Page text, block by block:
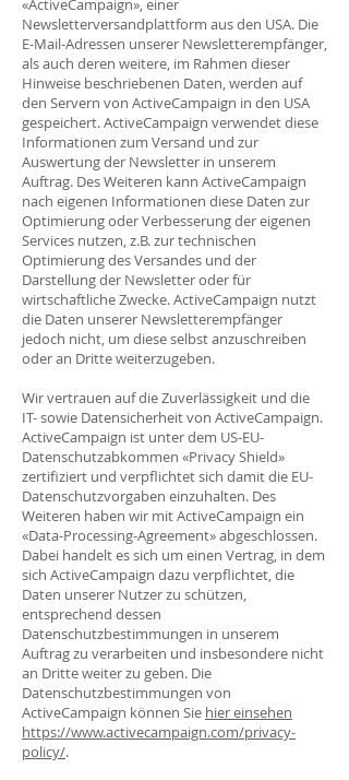
«ActiveCampaign», einer
Newsletterversandplattform aus den USA. Die
E-Mail-Adressen unserer Newsletterempfänger,
als auch deren weitere, im Rahmen dieser
Hinweise beschriebenen Daten, werden auf
den Servern von ActiveCampaign in den USA
gespeichert. ActiveCampaign verwendet diese
Informationen zum Versand und zur
Auswertung der Newsletter in unserem
Auftrag. Des Weiteren kann ActiveCampaign
nach eigenen Informationen diese Daten zur
Optimierung oder Verbesserung der eigenen
Services nutzen, z.B. zur technischen
Optimierung des Versandes und der
Darstellung der Newsletter oder für
wirtschaftliche Zwecke. ActiveCampaign nutzt
die Daten unserer Newsletterempfänger
jedoch nicht, um diese selbst anzuschreiben
oder an Dritte weiterzugeben.
Wir vertrauen auf die Zuverlässigkeit und die
IT- sowie Datensicherheit von ActiveCampaign.
ActiveCampaign ist unter dem US-EU-
Datenschutzabkommen «Privacy Shield»
zertifiziert und verpflichtet sich damit die EU-
Datenschutzvorgaben einzuhalten. Des
Weiteren haben wir mit ActiveCampaign ein
«Data-Processing-Agreement» abgeschlossen.
Dabei handelt es sich um einen Vertrag, in dem
sich ActiveCampaign dazu verpflichtet, die
Daten unserer Nutzer zu schützen,
entsprechend dessen
Datenschutzbestimmungen in unserem
Auftrag zu verarbeiten und insbesondere nicht
an Dritte weiter zu geben. Die
Datenschutzbestimmungen von
ActiveCampaign können Sie hier einsehen
https://www.activecampaign.com/privacy-
policy/.